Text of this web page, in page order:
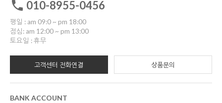
010-8955-0456
평일 : am 09:0 ~ pm 18:00
점심: am 12:00 ~ pm 13:00
토요일 : 휴무
고객센터 전화연결 상품문의
BANK ACCOUNT